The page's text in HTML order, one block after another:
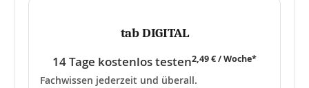
tab DIGITAL
14 Tage kostenlos testen2,49 € / Woche*
Fachwissen jederzeit und überall.